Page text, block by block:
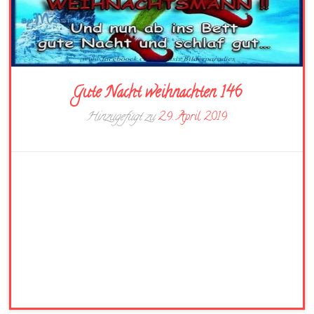
Gute Nacht weihnachten 146
Hinzugefügt zu29. April 2019